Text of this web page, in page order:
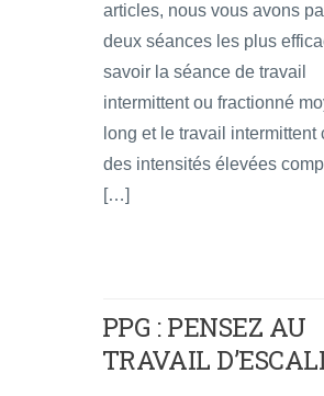
articles, nous vous avons
deux séances les plus
savoir la séance de travail
intermittent ou fractionné
long et le travail intermittent
des intensités élevées
[…]
PPG : PENSEZ AU
TRAVAIL